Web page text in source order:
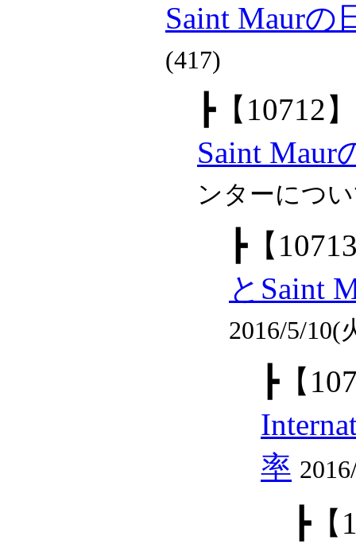
Saint Maurの
(417)
┣【10712】
Saint Maur
ンターにつ
┣【
とSaint
2016/5/10(
┣【
率
┣【